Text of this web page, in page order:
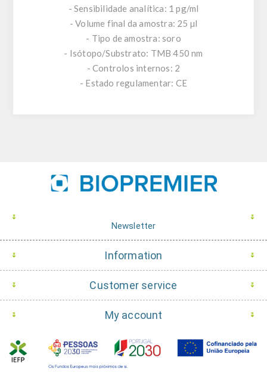
- Sensibilidade analítica: 1 pg/ml
- Volume final da amostra: 25 µl
- Tipo de amostra: soro
- Isótopo/Substrato: TMB 450 nm
- Controlos internos: 2
- Estado regulamentar: CE
Newsletter
Information
Customer service
My account